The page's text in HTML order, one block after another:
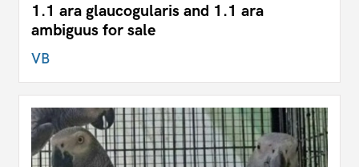
1.1 ara glaucogularis and 1.1 ara
ambiguus for sale
VB